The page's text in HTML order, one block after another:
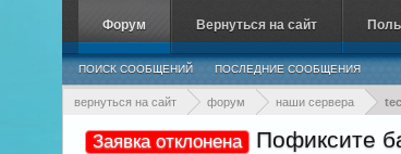
вернуться на сайт форум наши сервера
Заявка отклонена Пофиксите
Форум
ПОИСК СООБЩЕНИЙ ПОСЛЕДНИЕ СООБЩЕНИЯ
Вернуться на сайт